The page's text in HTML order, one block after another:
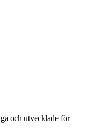
och utvecklade för